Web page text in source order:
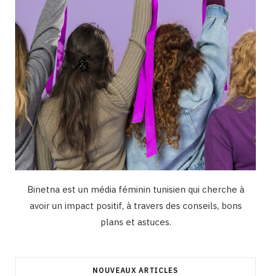
Binetna est un média féminin tunisien qui cherche à
avoir un impact positif, à travers des conseils, bons
plans et astuces.
NOUVEAUX ARTICLES